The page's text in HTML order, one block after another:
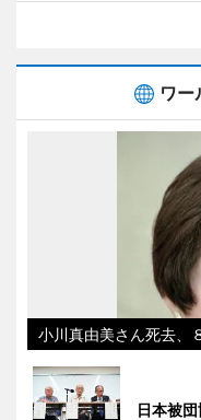
ワー
小川真由美さん死去、
日本被